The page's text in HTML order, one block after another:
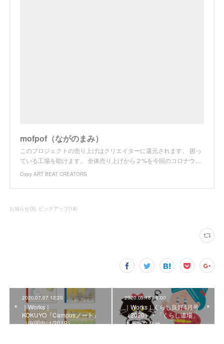
mofpof（ながのまみ）
このプロジェクトの売り上げはクリエイターに還元されます。 困っ
ている工場を助けます。 全体売り上げから２%を今回のコロナウ…
Copy ART BEAT CREATORS
お知らせ(3) ピックアップ(18)
2020.07.07 12:20
｜Works｜
KOKUYO『Campusノート』
（中国向け/2019）
2020.05.18 15:00
｜Works｜くらし良好4月号
（2020）・「くらし道場」
キャラクター